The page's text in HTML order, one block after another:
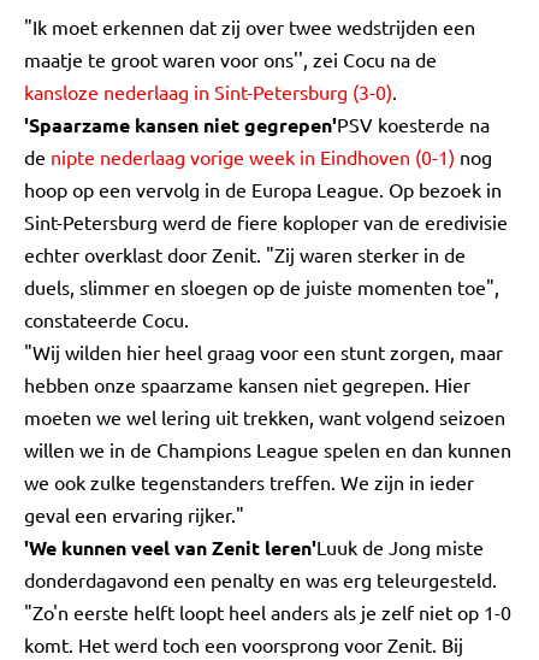
"Ik moet erkennen dat zij over twee wedstrijden een
maatje te groot waren voor ons'', zei Cocu na de
kansloze nederlaag in Sint-Petersburg (3-0).
'Spaarzame kansen niet gegrepen'PSV koesterde na
de nipte nederlaag vorige week in Eindhoven (0-1) nog
hoop op een vervolg in de Europa League. Op bezoek in
Sint-Petersburg werd de fiere koploper van de eredivisie
echter overklast door Zenit. "Zij waren sterker in de
duels, slimmer en sloegen op de juiste momenten toe",
constateerde Cocu.
"Wij wilden hier heel graag voor een stunt zorgen, maar
hebben onze spaarzame kansen niet gegrepen. Hier
moeten we wel lering uit trekken, want volgend seizoen
willen we in de Champions League spelen en dan kunnen
we ook zulke tegenstanders treffen. We zijn in ieder
geval een ervaring rijker."
'We kunnen veel van Zenit leren'Luuk de Jong miste
donderdagavond een penalty en was erg teleurgesteld.
"Zo'n eerste helft loopt heel anders als je zelf niet op 1-0
komt. Het werd toch een voorsprong voor Zenit. Bij